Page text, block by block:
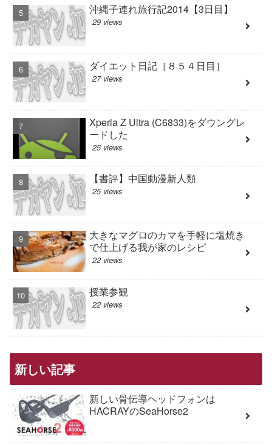
沖縄子連れ旅行記2014【3日目】
29 views
ダイエット日記［８５４日目］
27 views
Xperia Z Ultra (C6833)をダウングレ
ードした
25 views
【書評】中国動漫新人類
25 views
大きなマグロのカマを手軽に塩焼き
で仕上げる我が家のレシピ
22 views
授業参観
22 views
新しい記事
新しい骨伝導ヘッドフォンは
HACRAYのSeaHorse2